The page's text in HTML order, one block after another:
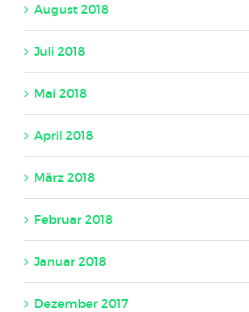
August 2018
Juli 2018
Mai 2018
April 2018
März 2018
Februar 2018
Januar 2018
Dezember 2017